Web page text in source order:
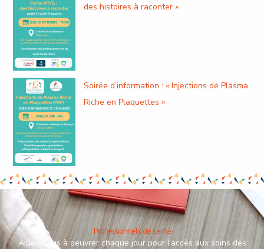
des histoires à raconter »
Soirée d’information : « Injections de Plasma
Riche en Plaquettes »
Professionnels de santé
Aidez-nous à oeuvrer chaque jour pour l'accès aux soins des